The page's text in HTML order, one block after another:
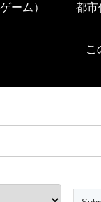
ーム） 都市
こ